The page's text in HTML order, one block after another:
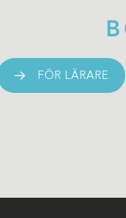
FÖR LÄRARE